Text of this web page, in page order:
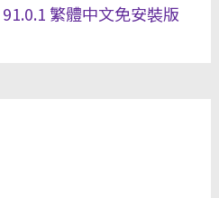
繁體中文免安裝版